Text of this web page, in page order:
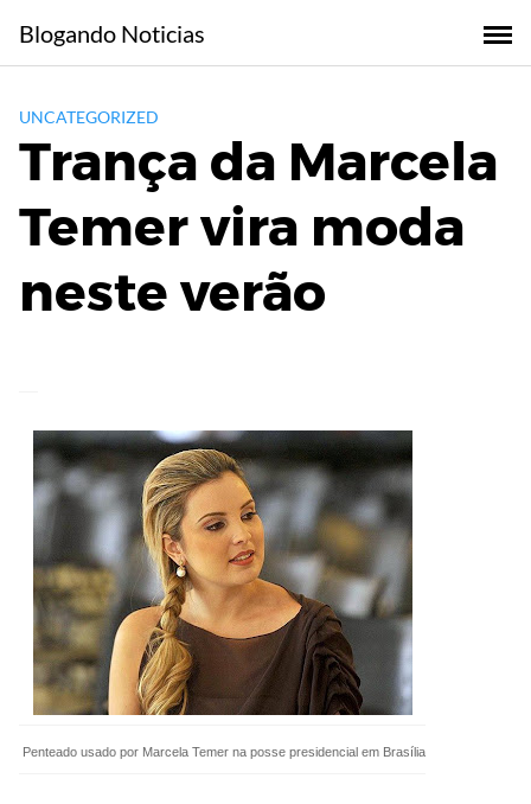
content
Blogando Noticias
UNCATEGORIZED
Trança da Marcela
Temer vira moda
neste verão
Penteado usado por Marcela Temer na posse presidencial em Brasília